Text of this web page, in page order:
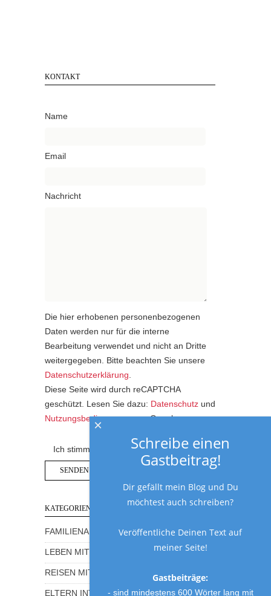
KONTAKT
Name
Email
Nachricht
Die hier erhobenen personenbezogenen
Daten werden nur für die interne
Bearbeitung verwendet und nicht an Dritte
weitergegeben. Bitte beachten Sie unsere
Datenschutzerklärung
Diese Seite wird durch reCAPTCHA
geschützt. Lesen Sie dazu: Datenschutz und
Nutzungsbedingungenvon Google.
Ich stimme der Datenschutzerklärung zu.
KATEGORIEN
FAMILIENALLTAG MIT HUMOR
LEBEN MIT KINDERN
REISEN MIT KINDERN
ELTERN INTERVIEWS
Schreibe einen
Gastbeitrag!
Dir gefällt mein Blog und Du
möchtest auch schreiben?
Veröffentliche Deinen Text auf
meiner Seite!
Gastbeiträge:
- sind mindestens 600 Wörter lang mit
×